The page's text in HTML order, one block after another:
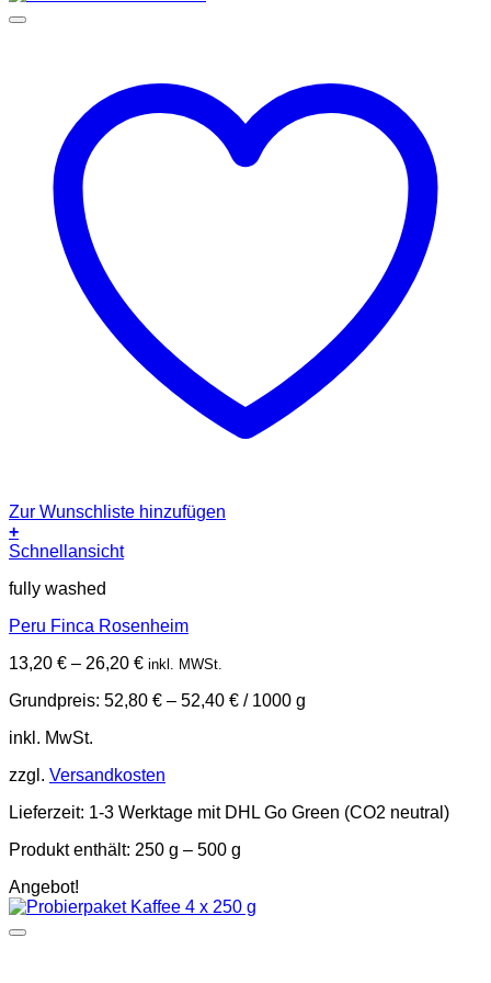
Zur Wunschliste hinzufügen
+
Dieses
weist
Varianten
Die
können
auf
der
Produktseite
gewählt
werden
Schnellansicht
fully washed
Peru Finca Rosenheim
13,20 € – 26,20 € inkl. MWSt.
Grundpreis: 52,80 € – 52,40 € / 1000 g
inkl. MwSt.
zzgl. Versandkosten
Lieferzeit: 1-3 Werktage mit DHL Go Green (CO2 neutral)
Produkt enthält: 250 g – 500 g
Angebot!